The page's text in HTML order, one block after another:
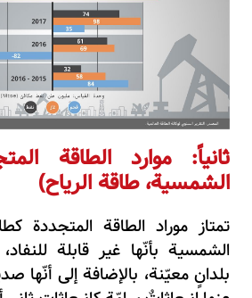
ثانياً: موارد الطاقة
الشمسية،طاقة الرياح)
تمتاز موراد الطاقة المتجددة
الشمسية بأنّها غير قابلة للنفاد،
بلدانٍ معيّنة، بالإضافة إلى أنّها